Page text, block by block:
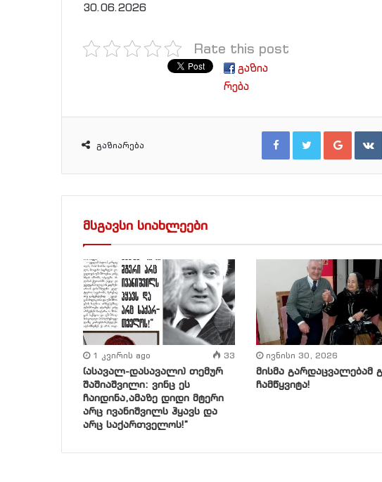
30.06.2026
Rate this post
გაზია
რება
გაზიარება
Facebook Twitter Google+
მსგავსი სიახლეები
1 კვირის ago 33
(ასავალ-დასავალი) თემურ
შაშიაშვილი: ვინც ეს
ჩაიდინა,ამაზე დიდი მტერი
არც ივანიშვილს ჰყავს და
არც საქართველოს!”
ივნისი 30, 2026
მისმა გარდაცვალებამ
ჩამწყვიტა!